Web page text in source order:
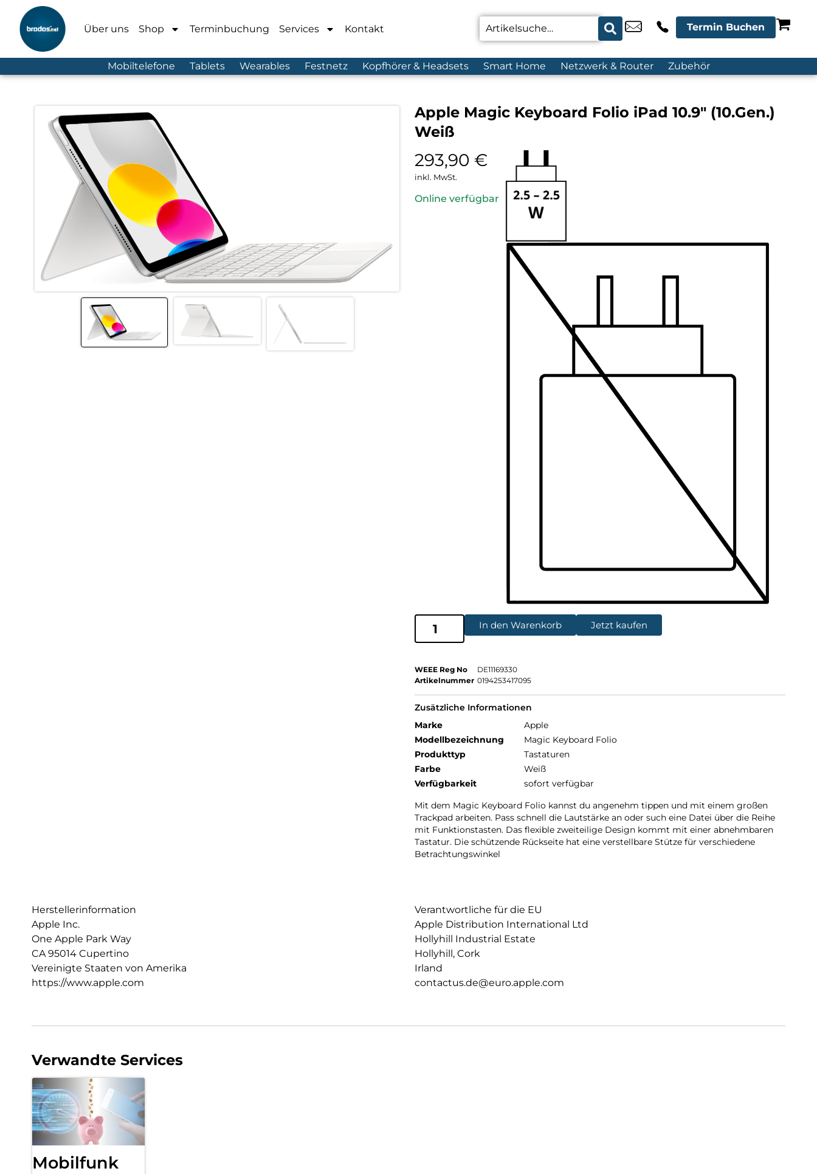
Über uns Shop Terminbuchung Services Kontakt Termin Buchen
Mobiltelefone Tablets Wearables Festnetz Kopfhörer & Headsets Smart Home Netzwerk & Router Zubehör
Apple Magic Keyboard Folio iPad 10.9″ (10.Gen.)
Weiß
293,90 €
inkl. MwSt.
Online verfügbar
In den Warenkorb Jetzt kaufen
WEEE Reg No
DE11169330
Artikelnummer 0194253417095
Zusätzliche Informationen
Marke
Apple
Modellbezeichnung
Magic Keyboard Folio
Produkttyp
Tastaturen
Farbe
Weiß
Verfügbarkeit
sofort verfügbar
Mit dem Magic Keyboard Folio kannst du angenehm tippen und mit einem großen
Trackpad arbeiten. Pass schnell die Lautstärke an oder such eine Datei über die Reihe
mit Funktionstasten. Das flexible zweiteilige Design kommt mit einer abnehmbaren
Tastatur. Die schützende Rückseite hat eine verstellbare Stütze für verschiedene
Betrachtungswinkel
Herstellerinformation
Apple Inc.
One Apple Park Way
CA 95014 Cupertino
Vereinigte Staaten von Amerika
https://www.apple.com
Verantwortliche für die EU
Apple Distribution International Ltd
Hollyhill Industrial Estate
Hollyhill, Cork
Irland
contactus.de@euro.apple.com
Verwandte Services
Mobilfunk